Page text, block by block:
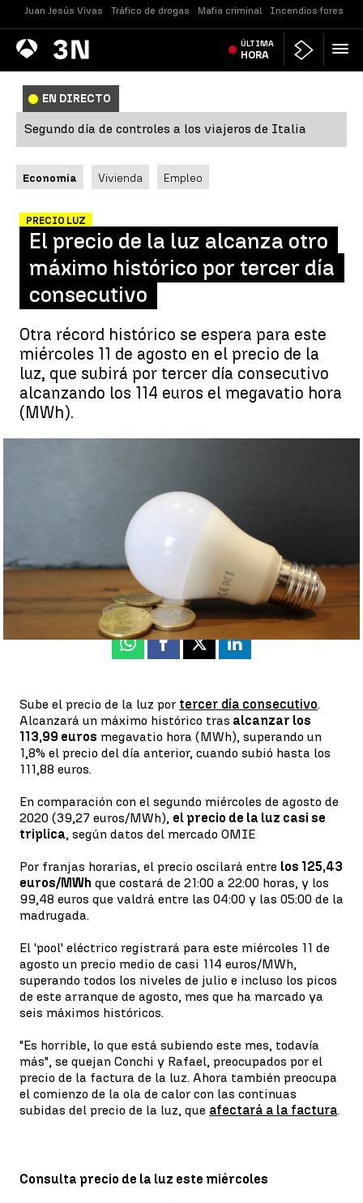
Juan Jesús Vivas Tráfico de drogas Mafia criminal Incendios
Antena
3 Noticias ÚLTIMA
HORA
EN DIRECTO
Segundo día de controles a los viajeros de Italia
Economía Vivienda Empleo
PRECIO LUZ
El precio de la luz alcanza otro
máximo histórico por tercer día
consecutivo
Otra récord histórico se espera para este
miércoles 11 de agosto en el precio de la
luz, que subirá por tercer día consecutivo
alcanzando los 114 euros el megavatio hora
(MWh).
Rosario Miñano
11 de agosto de 2021, 08:55
Publicado:11 de agosto de 2021, 08:52
Whatsapp
Facebook
X Linkedin
Sube el precio de la luz por tercer día consecutivo.
Alcanzará un máximo histórico tras alcanzar los
113,99 euros megavatio hora (MWh), superando un
1,8% el precio del día anterior, cuando subió hasta los
111,88 euros.
En comparación con el segundo miércoles de agosto de
2020 (39,27 euros/MWh), el precio de la luz casi se
triplica, según datos del mercado OMIE
Por franjas horarias, el precio oscilará entre los 125,43
euros/MWh que costará de 21:00 a 22:00 horas, y los
99,48 euros que valdrá entre las 04:00 y las 05:00 de la
madrugada.
El 'pool' eléctrico registrará para este miércoles 11 de
agosto un precio medio de casi 114 euros/MWh,
superando todos los niveles de julio e incluso los picos
de este arranque de agosto, mes que ha marcado ya
seis máximos históricos.
"Es horrible, lo que está subiendo este mes, todavía
más", se quejan Conchi y Rafael, preocupados por el
precio de la factura de la luz. Ahora también preocupa
el comienzo de la ola de calor con las continuas
subidas del precio de la luz, que afectará a la factura.
Consulta precio de la luz este miércoles